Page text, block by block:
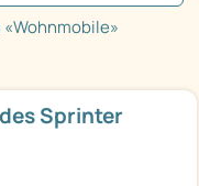
Sprinter